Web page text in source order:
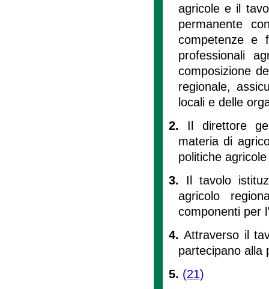
agricole e il
permanente
competenze e
professionali
composizione
regionale,
locali e delle
2. Il direttore
materia di
politiche
3. Il tavolo
agricolo
componenti per
4.Attraverso il
partecipano alla
5. (21)